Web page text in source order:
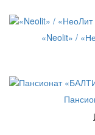
«Neolit» /